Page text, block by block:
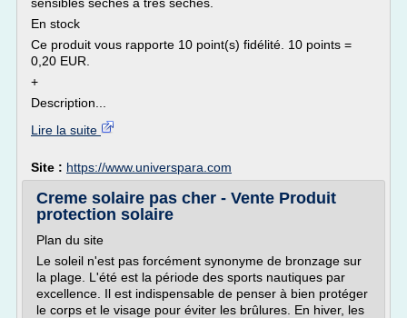
En stock
Ce produit vous rapporte 10 point(s) fidélité. 10 points =
0,20 EUR.
+
Description...
Lire la suite
Site : https://www.universpara.com
Creme solaire pas cher - Vente Produit
protection solaire
Plan du site
Le soleil n'est pas forcément synonyme de bronzage sur
la plage. L'été est la période des sports nautiques par
excellence. Il est indispensable de penser à bien protéger
le corps et le visage pour éviter les brûlures. En hiver, les